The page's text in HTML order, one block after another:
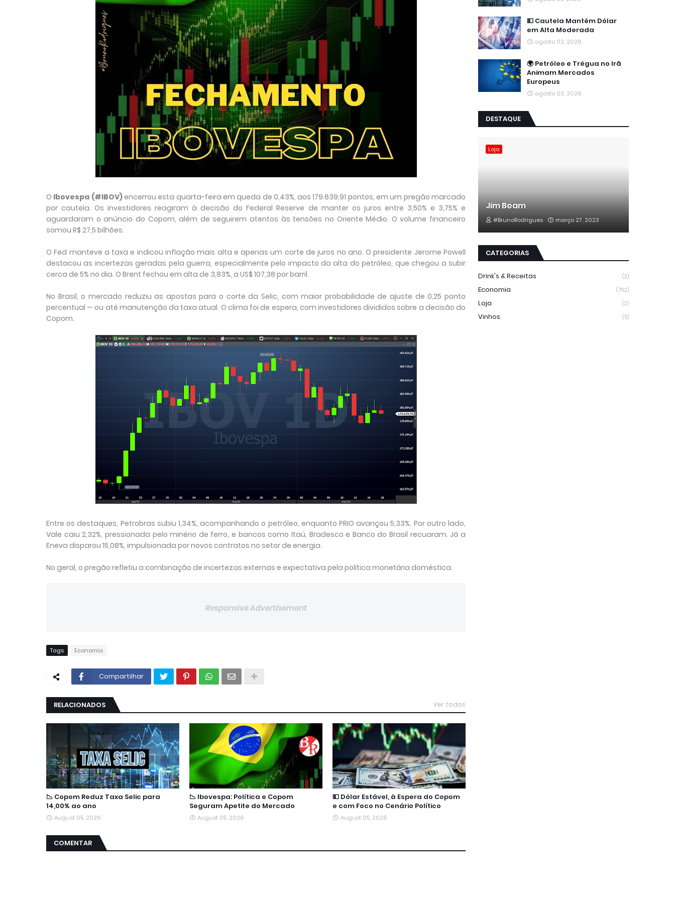
O Ibovespa (#IBOV)encerrou esta quarta-feira em queda de 0,43%, aos 179.639,91 pontos, em um pregão marcado
por cautela. Os investidores reagiram à decisão do Federal Reserve de manter os juros entre 3,50% e 3,75% e
aguardaram o anúncio do Copom, além de seguirem atentos às tensões no Oriente Médio. O volume financeiro
somou R$ 27,5 bilhões.
O Fed manteve a taxa e indicou inflação mais alta e apenas um corte de juros no ano. O presidente Jerome Powell
destacou as incertezas geradas pela guerra, especialmente pelo impacto da alta do petróleo, que chegou a subir
cerca de 5% no dia. O Brent fechou em alta de 3,83%, a US$ 107,38 por barril.
No Brasil, o mercado reduziu as apostas para o corte da Selic, com maior probabilidade de ajuste de 0,25 ponto
percentual — ou até manutenção da taxa atual. O clima foi de espera, com investidores divididos sobre a decisão do
Copom.
Entre os destaques, Petrobras subiu 1,34%, acompanhando o petróleo, enquanto PRIO avançou 5,33%. Por outro lado,
Vale caiu 2,32%, pressionada pelo minério de ferro, e bancos como Itaú, Bradesco e Banco do Brasil recuaram. Já a
Eneva disparou 15,08%, impulsionada por novos contratos no setor de energia.
No geral, o pregão refletiu a combinação de incertezas externas e expectativa pela política monetária doméstica.
Responsive Advertisement
Tags Economia
Compartilhar
RELACIONADOS Ver todos
📉 Copom Reduz Taxa Selic para
14,00% ao ano
August 05, 2026
📉 Ibovespa: Política e Copom
Seguram Apetite do Mercado
August 05, 2026
💵 Dólar Estável, à Espera do Copom
e com Foco no Cenário Político
August 05, 2026
COMENTAR
💵 Cautela Mantém Dólar
em Alta Moderada
agosto 03, 2026
🌍 Petróleo e Trégua no Irã
Animam Mercados
Europeus
agosto 03, 2026
DESTAQUE
Loja
Jim Beam
#BrunoRodrigues março 27, 2023
CATEGORIAS
Drink's & Receitas (2)
Economia (762)
Loja (2)
Vinhos (5)